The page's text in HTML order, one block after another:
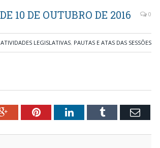
10 DE OUTUBRO DE 2016 0
ATIVIDADES LEGISLATIVAS, PAUTAS E ATAS DAS SESSÕES
Google+PinterestLinkedInTumblr Email